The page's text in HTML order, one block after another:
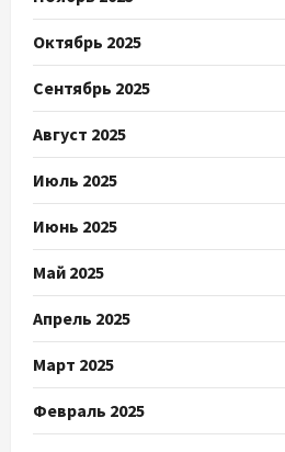
Октябрь 2025
Сентябрь 2025
Август 2025
Июль 2025
Июнь 2025
Май 2025
Апрель 2025
Март 2025
Февраль 2025